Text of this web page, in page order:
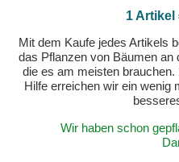
1 Artikel
Mit dem Kaufe jedes Artikels
das Pflanzen von Bäumen an
die es am meisten
Hilfe erreichen wir ein wenig
Wir haben schon